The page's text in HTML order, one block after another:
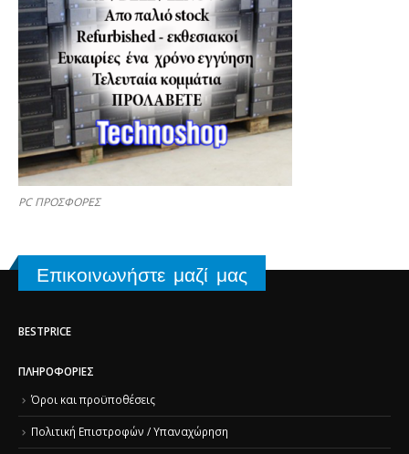
PC ΠΡΟΣΦΟΡΕΣ
Επικοινωνήστε μαζί μας
BESTPRICE
ΠΛΗΡΟΦΟΡΊΕΣ
Όροι και προϋποθέσεις
Πολιτική Επιστροφών / Υπαναχώρηση